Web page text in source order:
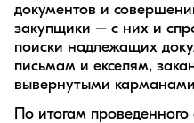
документов и
закупщики – с них и
поиски надлежащих
письмам и екселям,
вывернутыми
По итогам